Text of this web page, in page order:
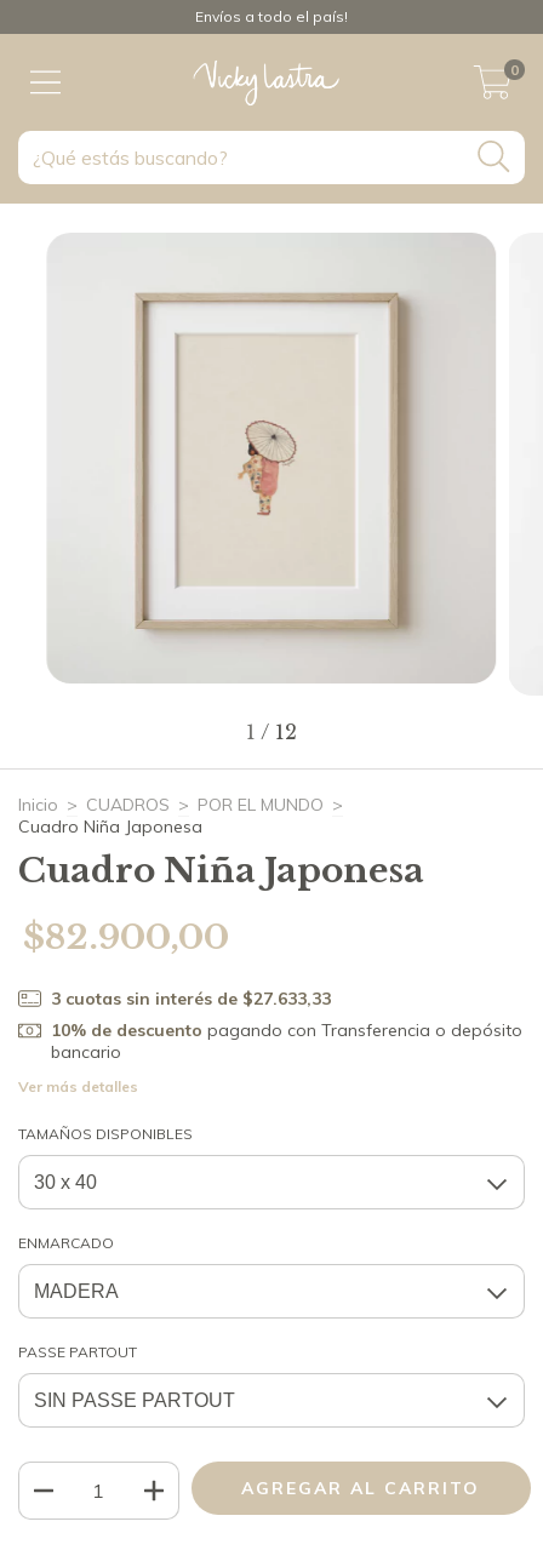
Envíos a todo el país!
0
1 / 12
Inicio > CUADROS > POR EL MUNDO >
Cuadro Niña Japonesa
Cuadro Niña Japonesa
$82.900,00
3 cuotas sin interés de $27.633,33
10% de descuento pagando con Transferencia o depósito
bancario
Ver más detalles
TAMAÑOS DISPONIBLES
ENMARCADO
PASSE PARTOUT